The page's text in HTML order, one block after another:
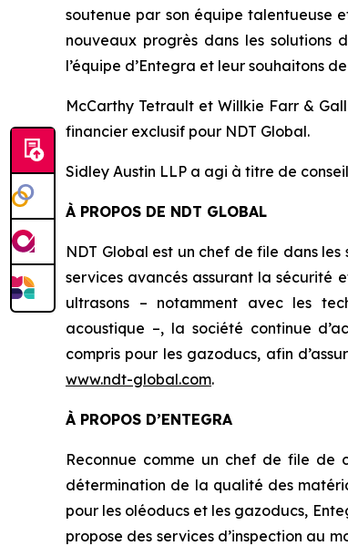
soutenue par son équipe talentueuse
nouveaux progrès dans les solutions
l’équipe d’Entegra et leur souhaitons
McCarthy Tetrault et Willkie Farr &
financier exclusif pour NDT Global.
Sidley Austin LLP a agi à titre de
À PROPOS DE NDT GLOBAL
NDT Global est un chef de file dans
services avancés assurant la sécurité
ultrasons – notamment avec les
acoustique –, la société continue
compris pour les gazoducs, afin
www.ndt-global.com.
À PROPOS D’ENTEGRA
Reconnue comme un chef de file de
détermination de la qualité des
pour les oléoducs et les gazoducs,
propose des services d’inspection au